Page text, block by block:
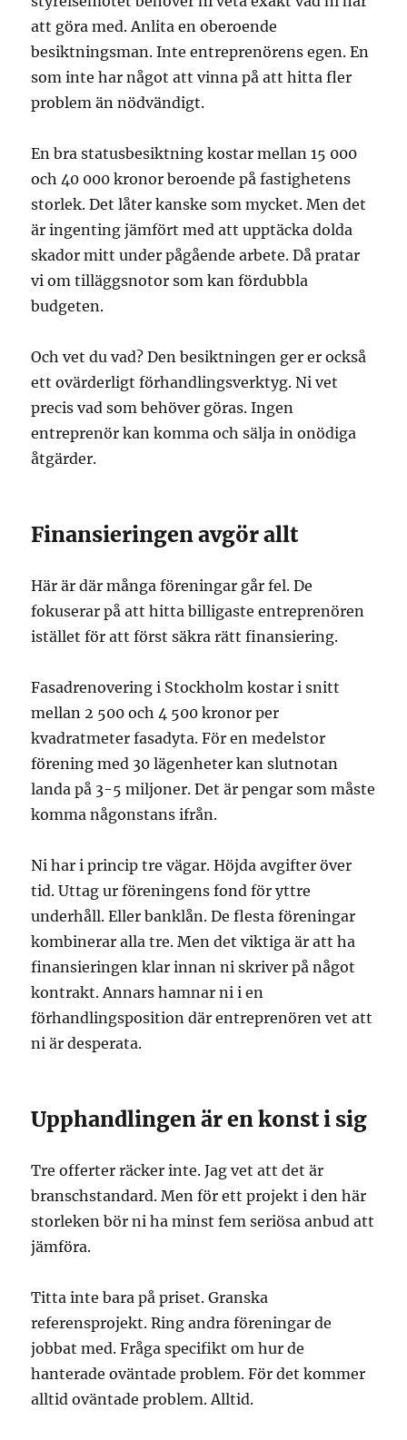
att göra med. Anlita en oberoende
besiktningsman. Inte entreprenörens egen. En
som inte har något att vinna på att hitta fler
problem än nödvändigt.
En bra statusbesiktning kostar mellan 15 000
och 40 000 kronor beroende på fastighetens
storlek. Det låter kanske som mycket. Men det
är ingenting jämfört med att upptäcka dolda
skador mitt under pågående arbete. Då pratar
vi om tilläggsnotor som kan fördubbla
budgeten.
Och vet du vad? Den besiktningen ger er också
ett ovärderligt förhandlingsverktyg. Ni vet
precis vad som behöver göras. Ingen
entreprenör kan komma och sälja in onödiga
åtgärder.
Finansieringen avgör allt
Här är där många föreningar går fel. De
fokuserar på att hitta billigaste entreprenören
istället för att först säkra rätt finansiering.
Fasadrenovering i Stockholm kostar i snitt
mellan 2 500 och 4 500 kronor per
kvadratmeter fasadyta. För en medelstor
förening med 30 lägenheter kan slutnotan
landa på 3-5 miljoner. Det är pengar som måste
komma någonstans ifrån.
Ni har i princip tre vägar. Höjda avgifter över
tid. Uttag ur föreningens fond för yttre
underhåll. Eller banklån. De flesta föreningar
kombinerar alla tre. Men det viktiga är att ha
finansieringen klar innan ni skriver på något
kontrakt. Annars hamnar ni i en
förhandlingsposition där entreprenören vet att
ni är desperata.
Upphandlingen är en konst i sig
Tre offerter räcker inte. Jag vet att det är
branschstandard. Men för ett projekt i den här
storleken bör ni ha minst fem seriösa anbud att
jämföra.
Titta inte bara på priset. Granska
referensprojekt. Ring andra föreningar de
jobbat med. Fråga specifikt om hur de
hanterade oväntade problem. För det kommer
alltid oväntade problem. Alltid.